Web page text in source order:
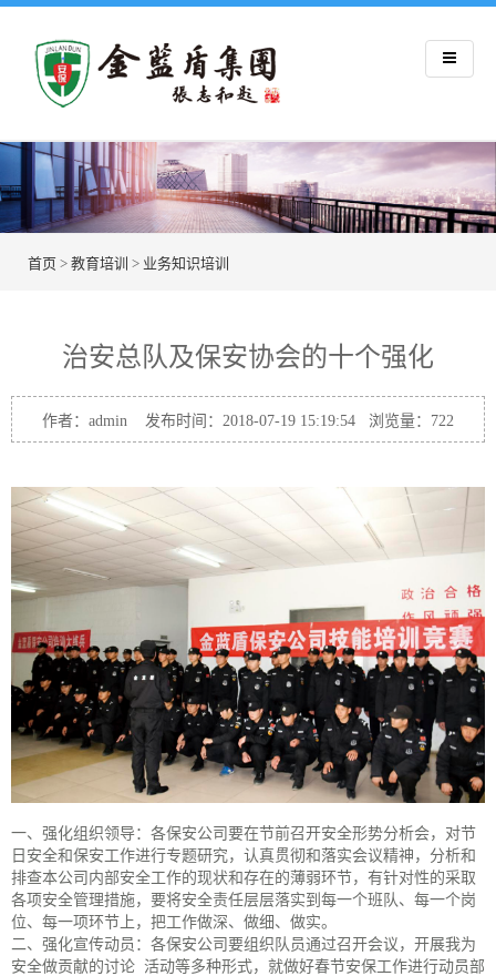
首页 > 教育培训 > 业务知识培训
治安总队及保安协会的十个强化
作者：admin 发布时间：2018-07-19 15:19:54 浏览量： 722
一、强化组织领导：各保安公司要在节前召开安全形势分析会，对节
日安全和保安工作进行专题研究，认真贯彻和落实会议精神，分析和
排查本公司内部安全工作的现状和存在的薄弱环节，有针对性的采取
各项安全管理措施，要将安全责任层层落实到每一个班队、每一个岗
位、每一项环节上，把工作做深、做细、做实。
二、强化宣传动员：各保安公司要组织队员通过召开会议，开展我为
安全做贡献的讨论 活动等多种形式，就做好春节安保工作进行动员部